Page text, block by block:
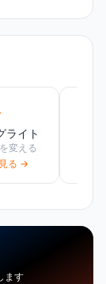
ライト
変える
る →
ます